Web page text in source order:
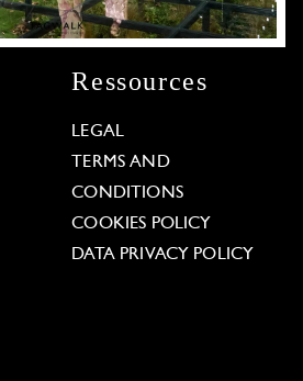
Ressources
LEGAL
TERMS AND
CONDITIONS
COOKIES POLICY
DATA PRIVACY POLICY